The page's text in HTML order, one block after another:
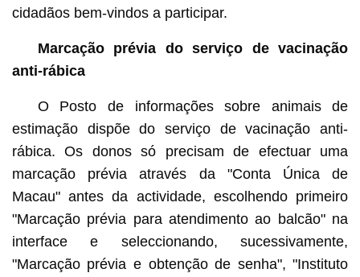
cidadãos bem-vindos a participar.
Marcação prévia do serviço de vacinação
anti-rábica
O Posto de informações sobre animais de
estimação dispõe do serviço de vacinação anti-
rábica. Os donos só precisam de efectuar uma
marcação prévia através da "Conta Única de
Macau" antes da actividade, escolhendo primeiro
"Marcação prévia para atendimento ao balcão" na
interface e seleccionando, sucessivamente,
"Marcação prévia e obtenção de senha", "Instituto